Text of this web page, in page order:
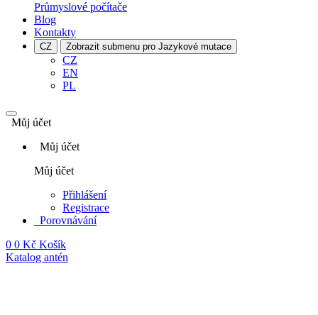
Průmyslové počítače
Blog
Kontakty
CZ Zobrazit submenu pro Jazykové mutace
CZ
EN
PL
Můj účet
Můj účet
Můj účet
Přihlášení
Registrace
Porovnávání
0 0 Kč Košík
Katalog antén